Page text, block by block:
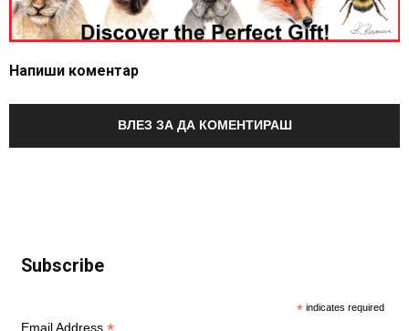
Напиши коментар
ВЛЕЗ ЗА ДА КОМЕНТИРАШ
Subscribe
* indicates required
Email Address